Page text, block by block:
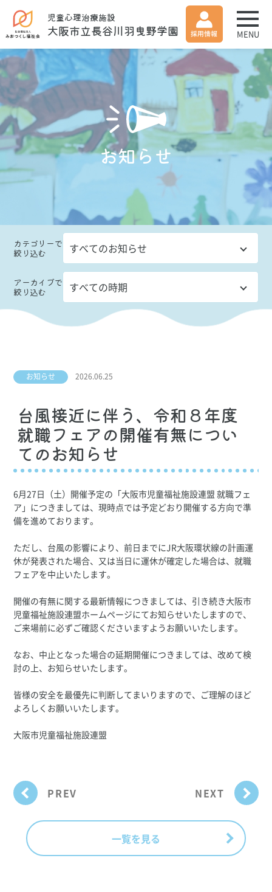
児童心理治療施設
大阪市立長谷川羽曳野学園 MENU
お知らせ
カテゴリーで
絞り込む
アーカイブで
絞り込む
お知らせ 2026.06.25
台風接近に伴う、令和８年度
就職フェアの開催有無につい
てのお知らせ
6月27日（土）開催予定の「大阪市児童福祉施設連盟 就職フェ
ア」につきましては、現時点では予定どおり開催する方向で準
備を進めております。
ただし、台風の影響により、前日までにJR大阪環状線の計画運
休が発表された場合、又は当日に運休が確定した場合は、就職
フェアを中止いたします。
開催の有無に関する最新情報につきましては、引き続き大阪市
児童福祉施設連盟ホームページにてお知らせいたしますので、
ご来場前に必ずご確認くださいますようお願いいたします。
なお、中止となった場合の延期開催につきましては、改めて検
討の上、お知らせいたします。
皆様の安全を最優先に判断してまいりますので、ご理解のほど
よろしくお願いいたします。
大阪市児童福祉施設連盟
PREV NEXT
一覧を見る